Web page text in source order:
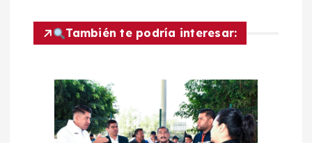
ó
También te podría interesar: